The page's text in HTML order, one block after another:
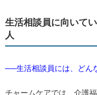
生活相談員に向いて
人
──生活相談員には、どん
チャームケアでは、介護